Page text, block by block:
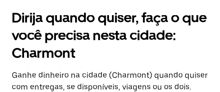
Dirija quando quiser, faça o que
você precisa nesta cidade:
Charmont
Ganhe dinheiro na cidade (Charmont) quando quiser
com entregas, se disponíveis, viagens ou os dois.